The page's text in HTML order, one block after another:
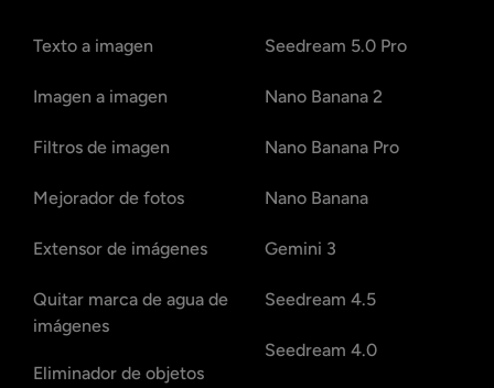
Texto a imagen
Imagen a imagen
Filtros de imagen
Mejorador de fotos
Extensor de imágenes
Quitar marca de agua de
imágenes
Eliminador de objetos
Seedream 5.0 Pro
Nano Banana 2
Nano Banana Pro
Nano Banana
Gemini 3
Seedream 4.5
Seedream 4.0